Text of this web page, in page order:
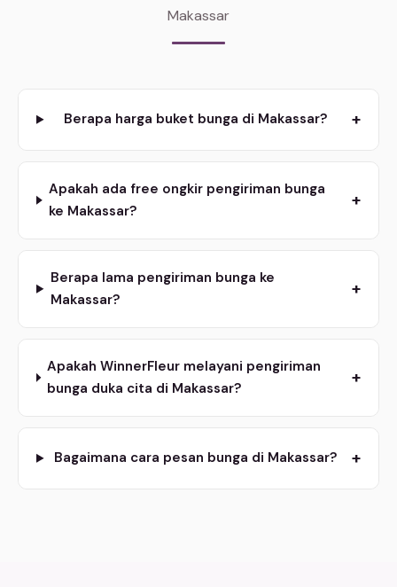
Makassar
Berapa harga buket bunga di Makassar? +
Apakah ada free ongkir pengiriman bunga
ke Makassar?
+
Berapa lama pengiriman bunga ke
Makassar?
+
Apakah WinnerFleur melayani pengiriman
bunga duka cita di Makassar?
+
Bagaimana cara pesan bunga di Makassar? +